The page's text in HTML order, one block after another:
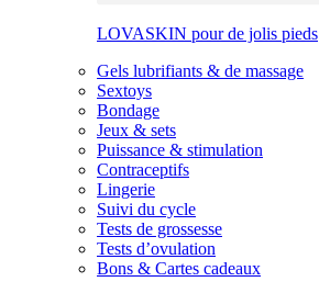
LOVASKIN pour de jolis pieds
Gels lubrifiants & de massage
Sextoys
Bondage
Jeux & sets
Puissance & stimulation
Contraceptifs
Lingerie
Suivi du cycle
Tests de grossesse
Tests d’ovulation
Bons & Cartes cadeaux